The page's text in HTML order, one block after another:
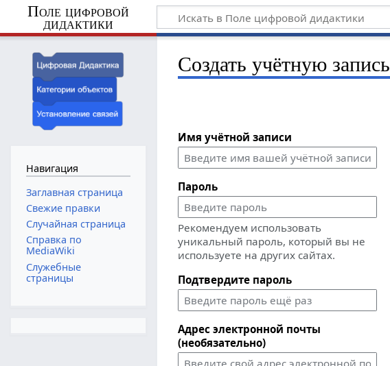
Поле цифровой
дидактики
Создать учётную запись
Имя учётной записи
Пароль
Рекомендуем использовать
уникальный пароль, который вы не
используете на других сайтах.
Подтвердите пароль
Адрес электронной почты
(необязательно)
Навигация
Заглавная страница
Свежие правки
Случайная страница
Справка по
MediaWiki
Служебные
страницы